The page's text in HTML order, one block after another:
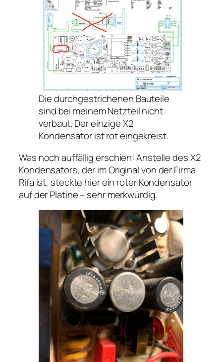
Die durchgestrichenen Bauteile
sind bei meinem Netzteil nicht
verbaut. Der einzige X2
Kondensator ist rot eingekreist.
Was noch auffällig erschien: Anstelle des X2
Kondensators, der im Original von der Firma
Rifa ist, steckte hier ein roter Kondensator
auf der Platine – sehr merkwürdig.